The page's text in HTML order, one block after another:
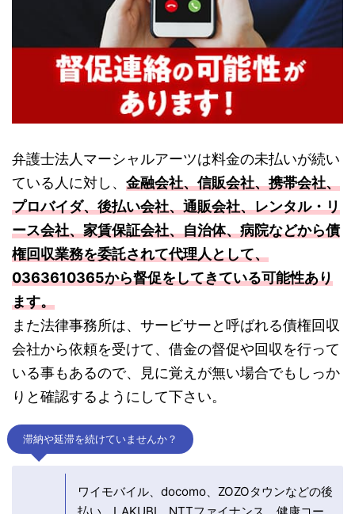
弁護士法人マーシャルアーツは料金の未払いが続い
ている人に対し、 金融会社、信販会社、携帯会社、
プロバイダ、後払い会社、通販会社、レンタル・リ
ース会社、家賃保証会社、自治体、病院などから債
権回収業務を委託されて代理人として、
0363610365から督促をしてきている可能性あり
ます。
また法律事務所は、サービサーと呼ばれる債権回収
会社から依頼を受けて、借金の督促や回収を行って
いる事もあるので、見に覚えが無い場合でもしっか
りと確認するようにして下さい。
滞納や延滞を続けていませんか？
ワイモバイル、docomo、ZOZOタウンなどの後